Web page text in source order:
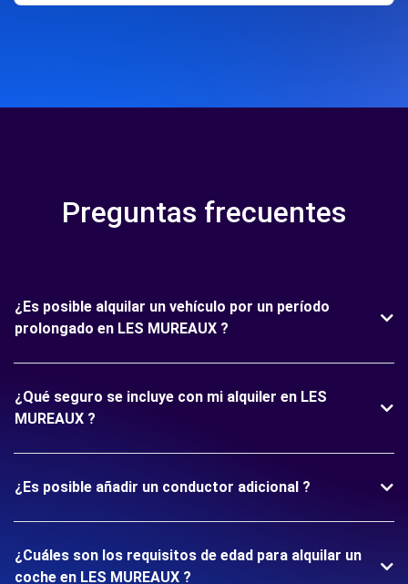
Preguntas frecuentes
¿Es posible alquilar un vehículo por un período
prolongado en LES MUREAUX ?
¿Qué seguro se incluye con mi alquiler en LES
MUREAUX ?
¿Es posible añadir un conductor adicional ?
¿Cuáles son los requisitos de edad para alquilar un
coche en LES MUREAUX ?